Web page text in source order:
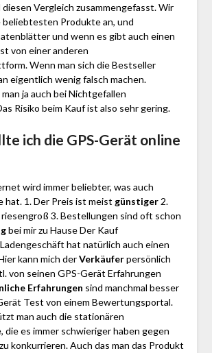
Vergleich zusammengefasst. Wir
beliebtesten Produkte an, und
und wenn es gibt auch einen
von einer anderen
Wenn man sich die Bestseller
eigentlich wenig falsch machen.
ja auch bei Nichtgefallen
Risiko beim Kauf ist also sehr gering.
ich die GPS-Gerät online
wird immer beliebter, was auch
hat. 1. Der Preis ist meist günstiger2.
3. Bestellungen sind oft schon
bei mir zu Hause Der Kauf
Ladengeschäft hat natürlich auch einen
kann mich derVerkäuferpersönlich
von seinen GPS-Gerät Erfahrungen
Erfahrungen sind manchmal besser
Test von einem Bewertungsportal.
man auch die stationären
die es immer schwieriger haben gegen
konkurrieren. Auch das man das Produkt